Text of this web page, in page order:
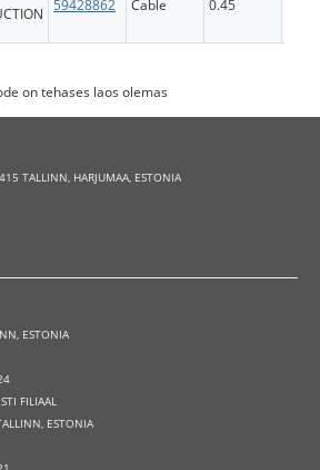
59428862 Cable 0.45
on tehases laos olemas
TALLINN, HARJUMAA, ESTONIA
ESTONIA
FILIAAL
ESTONIA